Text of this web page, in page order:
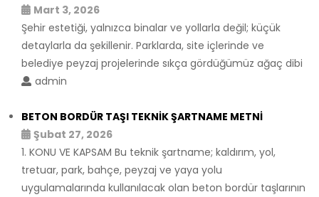
Mart 3, 2026
Şehir estetiği, yalnızca binalar ve yollarla değil; küçük
detaylarla da şekillenir. Parklarda, site içlerinde ve
belediye peyzaj projelerinde sıkça gördüğümüz ağaç dibi
admin
BETON BORDÜR TAŞI TEKNİK ŞARTNAME METNİ
Şubat 27, 2026
1. KONU VE KAPSAM Bu teknik şartname; kaldırım, yol,
tretuar, park, bahçe, peyzaj ve yaya yolu
uygulamalarında kullanılacak olan beton bordür taşlarının